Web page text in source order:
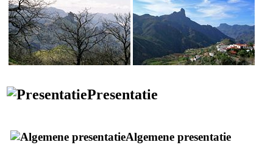
Presentatie
Algemene presentatie